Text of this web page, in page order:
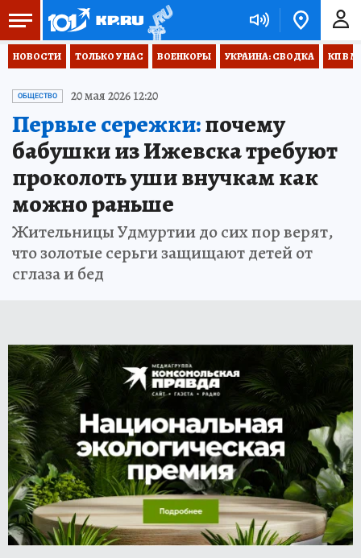
НОВОСТИ ТОЛЬКО У НАС ВОЕНКОРЫ УКРАИНА: СВОДКА КП В
ОБЩЕСТВО 20 мая 2026 12:20
Первые сережки:почему
бабушки из Ижевска требуют
проколоть уши внучкам как
можно раньше
Жительницы Удмуртии до сих пор верят,
что золотые серьги защищают детей от
сглаза и бед